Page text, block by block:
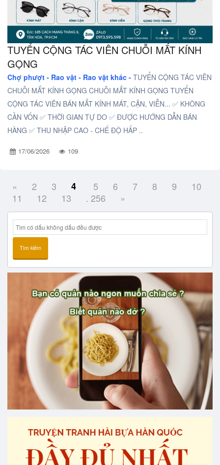
TUYỂN CỘNG TÁC VIÊN CHUỖI MẮT KÍNH
GỌNG
Chợ phượt - Rao vặt - Rao vặt khác - TUYỂN CỘNG TÁC VIÊN
CHUỖI MẮT KÍNH GỌNG CHUỖI MẮT KÍNH GỌNG TUYỂN
CỘNG TÁC VIÊN BÁN MẮT KÍNH MÁT, CẬN, VIỄN... ✅ KHÔNG
CẦN VỐN ✅ THỜI GIAN TỰ DO ✅ ĐƯỢC HƯỚNG DẪN BÁN
HÀNG ✅ THU NHẬP CAO - CHẾ ĐỘ HẤP ..
17/06/2026 109
« 2 3 4 5 6 7 8 9
10
11
12 13 . 256 »
Tìm kiếm